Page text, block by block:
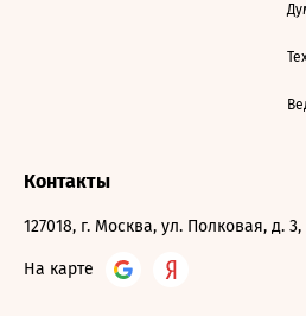
Контакты
127018, г. Москва, ул. Полковая, д. 3,
На карте